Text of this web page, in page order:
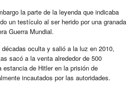
la parte de la leyenda que indicaba
un testículo al ser herido por una granada
Guerra Mundial.
oculta y salió a la luz en 2010,
sacó a la venta alrededor de 500
de Hitler en la prisión de
incautados por las autoridades.